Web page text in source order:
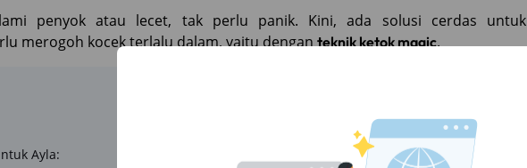
penyok atau lecet, tak perlu panik. Kini, ada solusi cerdas untuk
merogoh kocek terlalu dalam, yaitu denganteknik ketok magic.
Ayla: